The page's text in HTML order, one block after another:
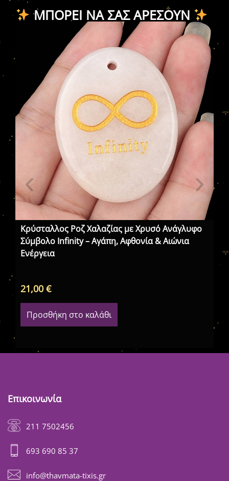
ΜΠΟΡΕΊ ΝΑ ΣΑΣ ΑΡΈΣΟΥΝ
Κρύσταλλος Ροζ Χαλαζίας με Χρυσό Ανάγλυφο
Σύμβολο Infinity – Αγάπη, Αφθονία & Αιώνια
Ενέργεια
21,00€
Προσθήκη στο καλάθι
Επικοινωνία
211 7502456
693 690 85 37
info@thavmata-tixis.gr